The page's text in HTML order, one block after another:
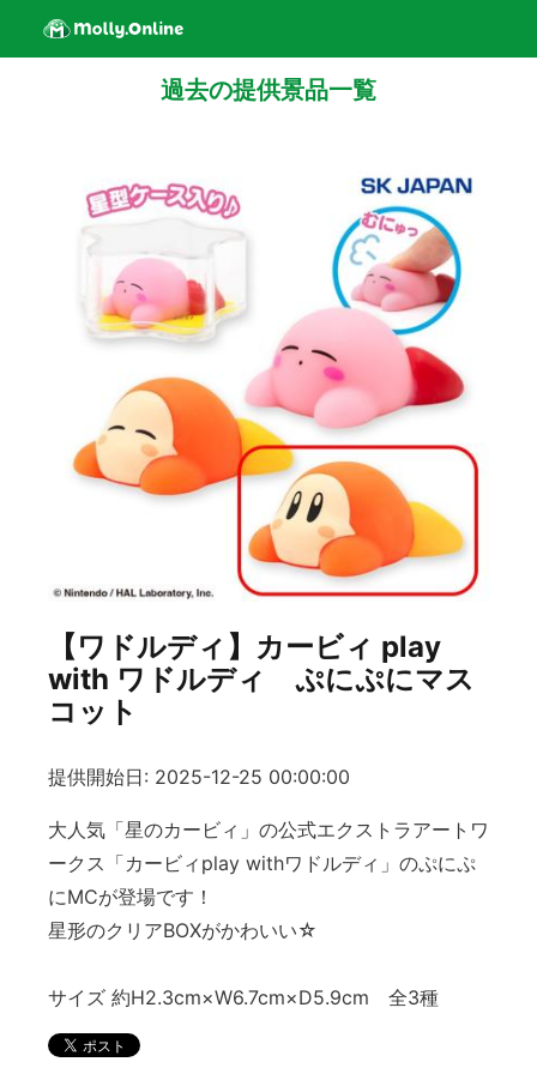
過去の提供景品一覧
【ワドルディ】カービィ play
with ワドルディ ぷにぷにマス
コット
提供開始日: 2025-12-25 00:00:00
大人気「星のカービィ」の公式エクストラアートワ
ークス「カービィplay withワドルディ」のぷにぷ
にMCが登場です！
星形のクリアBOXがかわいい☆
サイズ 約H2.3cm×W6.7cm×D5.9cm 全3種